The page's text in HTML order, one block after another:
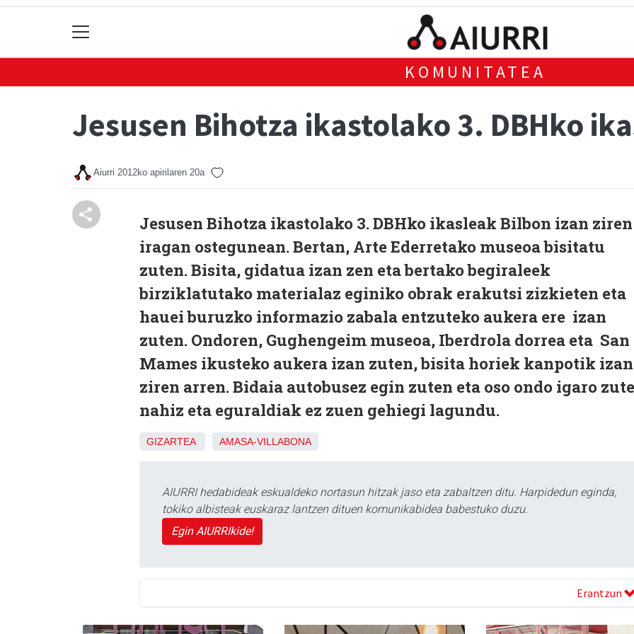
KOMUNITATEA
Jesusen Bihotza ikastolako 3. DBHko
Aiurri 2012ko apirilaren 20a
Jesusen Bihotza ikastolako 3. DBHko ikasleak Bilbon izan ziren
iragan ostegunean. Bertan, Arte Ederretako museoa bisitatu
zuten. Bisita, gidatua izan zen eta bertako begiraleek
birziklatutako materialaz eginiko obrak erakutsi zizkieten eta
hauei buruzko informazio zabala entzuteko aukera ere izan
zuten. Ondoren, Gughengeim museoa, Iberdrola dorrea eta San
Mames ikusteko aukera izan zuten, bisita horiek kanpotik izan
ziren arren. Bidaia autobusez egin zuten eta oso ondo igaro
nahiz eta eguraldiak ez zuen gehiegi lagundu.
GIZARTEA AMASA-VILLABONA
AIURRI hedabideak eskualdeko nortasun hitzak jaso eta zabaltzen ditu. Harpidedun eginda,
tokiko albisteak euskaraz lantzen dituen komunikabidea babestuko duzu.
Egin AIURRIkide!
Erantzun